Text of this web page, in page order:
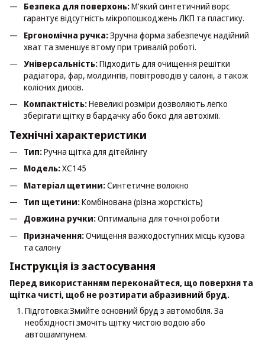
Безпека для поверхонь:М'який синтетичний ворс
гарантує відсутність мікропошкоджень ЛКП та пластику.
Ергономічна ручка:Зручна форма забезпечує надійний
хват та зменшує втому при тривалій роботі.
Універсальність:Підходить для очищення решітки
радіатора, фар, молдингів, повітроводів у салоні, а також
колісних дисків.
Компактність:Невеликі розміри дозволяють легко
зберігати щітку в бардачку або боксі для автохімії.
Технічні характеристики
Тип:Ручна щітка для дітейлінгу
Модель:XC145
Матеріал щетини:Синтетичне волокно
Тип щетини:Комбінована (різна жорсткість)
Довжина ручки:Оптимальна для точної роботи
Призначення:Очищення важкодоступних місць кузова
та салону
Інструкція із застосування
Перед використанням переконайтеся, що поверхня та
щітка чисті, щоб не розтирати абразивний бруд.
Підготовка:Змийте основний бруд з автомобіля. За
необхідності змочіть щітку чистою водою або
автошампунем.